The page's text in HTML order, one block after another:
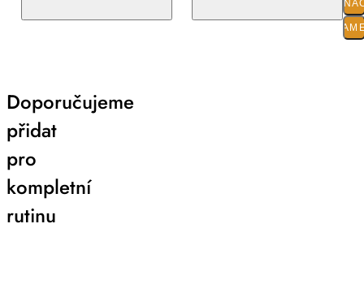
O
Doporučujeme
přidat
pro
kompletní
rutinu